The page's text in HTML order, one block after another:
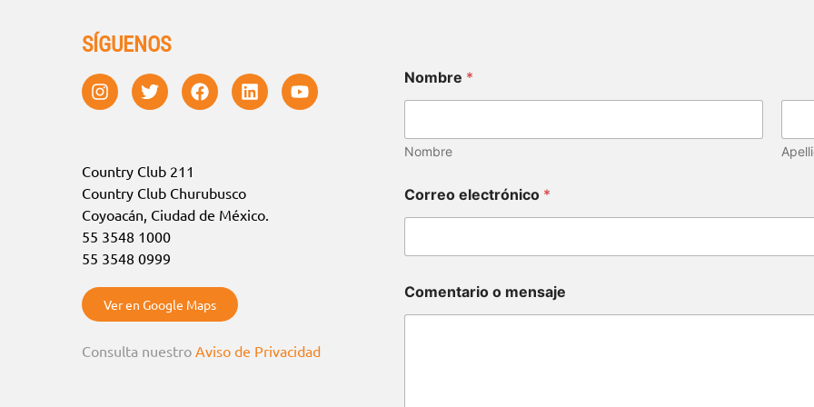
SÍGUENOS
Country Club 211
Country Club Churubusco
Coyoacán, Ciudad de México.
55 3548 1000
55 3548 0999
Ver en Google Maps
Consulta nuestro Aviso de Privacidad
Nombre *
Nombre
Correo electrónico *
Comentario o mensaje